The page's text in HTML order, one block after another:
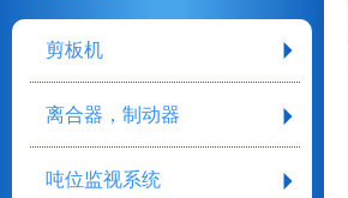
剪板机
离合器，制动器
吨位监视系统